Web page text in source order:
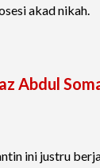
akad nikah.
Abdul
ini justru